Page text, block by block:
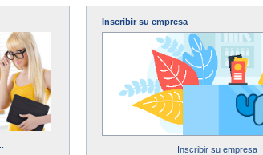
Inscribir su empresa
Inscribir su empresa